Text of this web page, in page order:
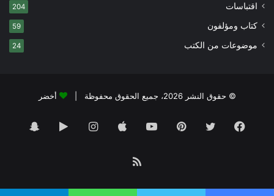
اقتباسات 204
كتاب ومؤلفون 59
موضوعات من الكتب 24
© حقوق النشر 2026، جميع الحقوق محفوظة | أخضر
فيسبوك تويتر بينتيريستيوتيوب انستقرام‏Google
ملخص
الموقع